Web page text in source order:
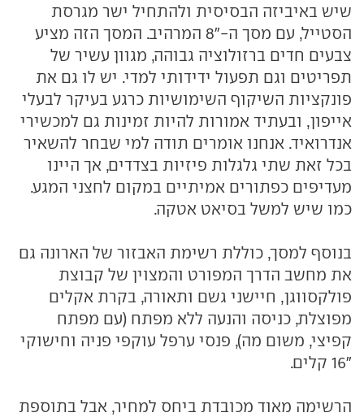
שיש באיביזה הבסיסית ולהתחיל ישר מגרסת
הסטייל, עם מסך ה-"8 המרהיב. המסך הזה מציע
צבעים חדים ברזולוציה גבוהה, מגוון עשיר של
תפריטים וגם תפעול ידידותי למדי. יש לו גם את
פונקציות השיקוף השימושיות כרגע בעיקר לבעלי
אייפון, ובעתיד אמורות להיות זמינות גם למכשירי
אנדרואיד. אנחנו אומרים תודה למי שבחר להשאיר
בכל זאת שתי גלגלות פיזיות בצדדים, אך היינו
מעדיפים כפתורים אמיתיים במקום לחצני המגע.
כמו שיש למשל בסיאט אטקה.
בנוסף למסך, כוללת רשימת האבזור של הארונה גם
את מחשב הדרך המפורט והמצוין של קבוצת
פולקסווגן, חיישני גשם ותאורה, בקרת אקלים
מפוצלת, כניסה והנעה ללא מפתח (עם מפתח
קפיצי, משום מה), פנסי ערפל עוקפי פניה וחישוקי
"16 קלים.
הרשימה מאוד מכובדת ביחס למחיר, אבל בתוספת